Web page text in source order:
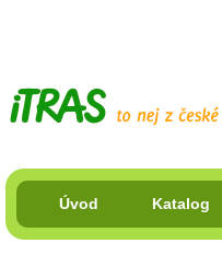
Úvod Katalog